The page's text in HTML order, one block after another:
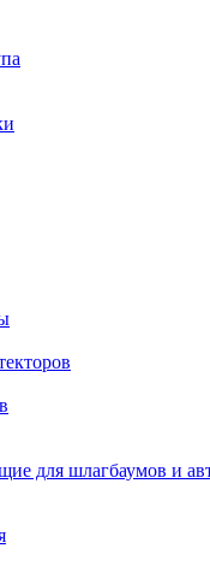
для шлагбаумов и